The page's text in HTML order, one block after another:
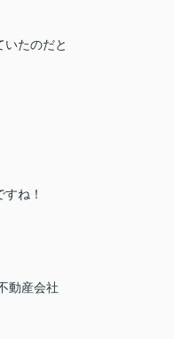
たのだと
ね！
動産会社